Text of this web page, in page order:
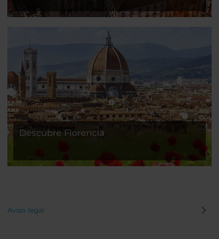
Descubre Florencia
Aviso legal